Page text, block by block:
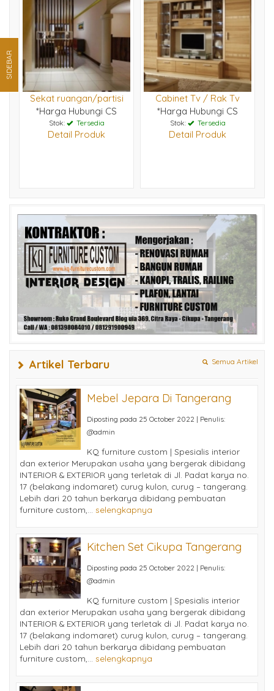
Sekat ruangan/partisi
*Harga Hubungi CS
Stok: Tersedia
Detail Produk
Cabinet Tv / Rak Tv
*Harga Hubungi CS
Stok: Tersedia
Detail Produk
Artikel Terbaru Semua Artikel
Mebel Jepara Di Tangerang
Diposting pada 25 October 2022 | Penulis:
@admin
KQ furniture custom | Spesialis interior
dan exterior Merupakan usaha yang bergerak dibidang
INTERIOR & EXTERIOR yang terletak di Jl. Padat karya no.
17 (belakang indomaret) curug kulon, curug – tangerang.
Lebih dari 20 tahun berkarya dibidang pembuatan
furniture custom,... selengkapnya
Kitchen Set Cikupa Tangerang
Diposting pada 25 October 2022 | Penulis:
@admin
KQ furniture custom | Spesialis interior
dan exterior Merupakan usaha yang bergerak dibidang
INTERIOR & EXTERIOR yang terletak di Jl. Padat karya no.
17 (belakang indomaret) curug kulon, curug – tangerang.
Lebih dari 20 tahun berkarya dibidang pembuatan
furniture custom,... selengkapnya
SIDEBAR